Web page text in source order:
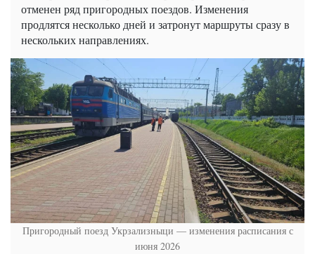
отменен ряд пригородных поездов. Изменения
продлятся несколько дней и затронут маршруты сразу в
нескольких направлениях.
Пригородный поезд Укрзализныци — изменения расписания с
июня 2026